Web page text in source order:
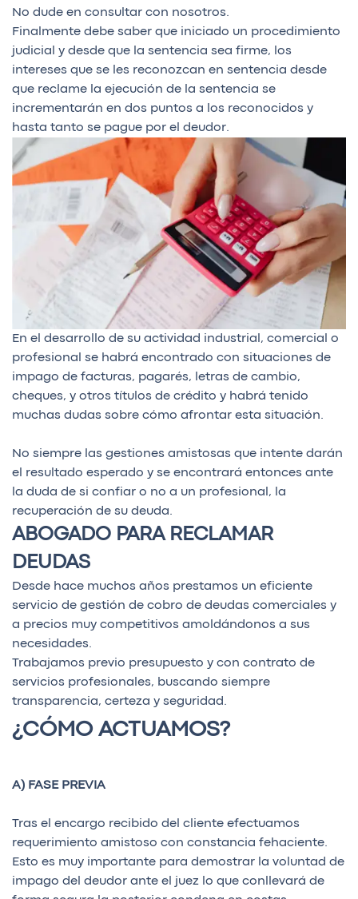
No dude en consultar con nosotros.
Finalmente debe saber que iniciado un procedimiento
judicial y desde que la sentencia sea firme, los
intereses que se les reconozcan en sentencia desde
que reclame la ejecución de la sentencia se
incrementarán en dos puntos a los reconocidos y
hasta tanto se pague por el deudor.
En el desarrollo de su actividad industrial, comercial o
profesional se habrá encontrado con situaciones de
impago de facturas, pagarés, letras de cambio,
cheques, y otros títulos de crédito y habrá tenido
muchas dudas sobre cómo afrontar esta situación.
No siempre las gestiones amistosas que intente darán
el resultado esperado y se encontrará entonces ante
la duda de si confiar o no a un profesional, la
recuperación de su deuda.
ABOGADO PARA RECLAMAR
DEUDAS
Desde hace muchos años prestamos un eficiente
servicio de gestión de cobro de deudas comerciales y
a precios muy competitivos amoldándonos a sus
necesidades.
Trabajamos previo presupuesto y con contrato de
servicios profesionales, buscando siempre
transparencia, certeza y seguridad.
¿CÓMO ACTUAMOS?
A) FASE PREVIA
Tras el encargo recibido del cliente efectuamos
requerimiento amistoso con constancia fehaciente.
Esto es muy importante para demostrar la voluntad de
impago del deudor ante el juez lo que conllevará de